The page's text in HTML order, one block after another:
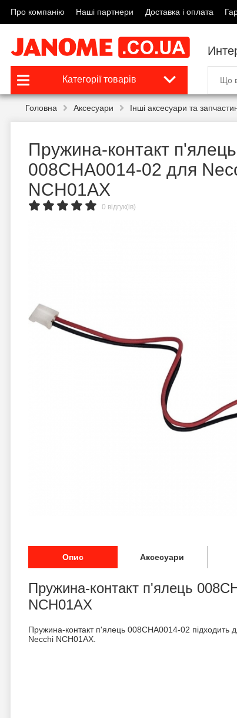
Про компанію Наші партнери Доставка і оплата
Категорії товарів
Головна Аксесуари Інші аксесуари та
Пружина-контакт п'ялець
008CHA0014-02 для
NCH01AX
0 відгук(ів)
Опис Аксесуари
Пружина-контакт п'ялець
NCH01AX
Пружина-контакт п'ялець 008CHA0014-02
Necchi NCH01AX.